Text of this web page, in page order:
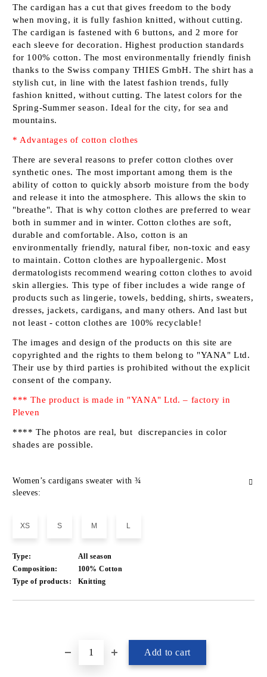
The cardigan has a cut that gives freedom to the body
when moving, it is fully fashion knitted, without cutting.
The cardigan is fastened with 6 buttons, and 2 more for
each sleeve for decoration. Highest production standards
for 100% cotton. The most environmentally friendly finish
thanks to the Swiss company THIES GmbH. The shirt has a
stylish cut, in line with the latest fashion trends, fully
fashion knitted, without cutting. The latest colors for the
Spring-Summer season. Ideal for the city, for sea and
mountains.
* Advantages of cotton clothes
There are several reasons to prefer cotton clothes over
synthetic ones. The most important among them is the
ability of cotton to quickly absorb moisture from the body
and release it into the atmosphere. This allows the skin to
"breathe". That is why cotton clothes are preferred to wear
both in summer and in winter. Cotton clothes are soft,
durable and comfortable. Also, cotton is an
environmentally friendly, natural fiber, non-toxic and easy
to maintain. Cotton clothes are hypoallergenic. Most
dermatologists recommend wearing cotton clothes to avoid
skin allergies. This type of fiber includes a wide range of
products such as lingerie, towels, bedding, shirts, sweaters,
dresses, jackets, cardigans, and many others. And last but
not least - cotton clothes are 100% recyclable!
The images and design of the products on this site are
copyrighted and the rights to them belong to "YANA" Ltd.
Their use by third parties is prohibited without the explicit
consent of the company.
*** The product is made in "YANA" Ltd. – factory in
Pleven
**** The photos are real, but discrepancies in color
shades are possible.
Women’s cardigans sweater with ¾
sleeves:
XS S M L
Type:
All season
Composition:
100% Cotton
Type of products:
Knitting